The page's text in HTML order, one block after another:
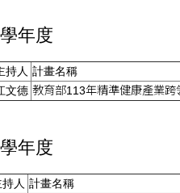
年度
持人 計畫名稱
文德 教育部113年精準健康產業
年度
持人 計畫名稱